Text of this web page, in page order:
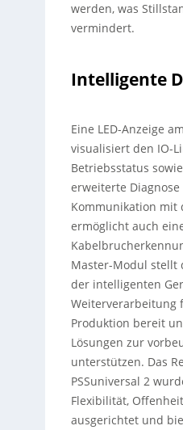
werden, was
vermindert.
Intelligente
Eine LED-Anzeige
visualisiert den IO-
Betriebsstatus
erweiterte
Kommunikation mit
ermöglicht auch
Master-Modul stellt
der intelligenten
Weiterverarbeitung
Produktion bereit
Lösungen zur
unterstützen. Das
PSSuniversal 2
Flexibilität,
ausgerichtet und